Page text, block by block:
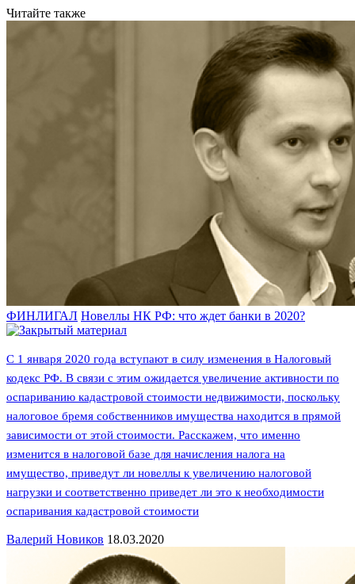
Читайте также
ФИНЛИГАЛ Новеллы НК РФ: что ждет банки в 2020?
С 1 января 2020 года вступают в силу изменения в Налоговый
кодекс РФ. В связи с этим ожидается увеличение активности по
оспариванию кадастровой стоимости недвижимости, поскольку
налоговое бремя собственников имущества находится в прямой
зависимости от этой стоимости. Расскажем, что именно
изменится в налоговой базе для начисления налога на
имущество, приведут ли новеллы к увеличению налоговой
нагрузки и соответственно приведет ли это к необходимости
оспаривания кадастровой стоимости
Валерий Нoвиков 18.03.2020